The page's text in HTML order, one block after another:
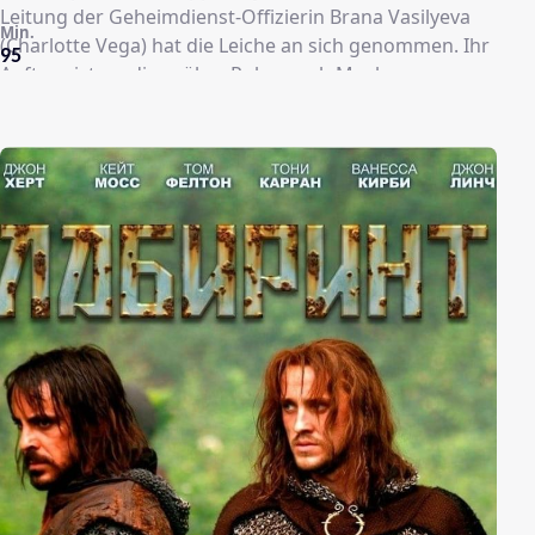
Leitung der Geheimdienst-Offizierin Brana Vasilyeva
(Charlotte Vega) hat die Leiche an sich genommen. Ihr
Auftrag ist es, diese über Polen nach Moskau zu
wenig wie möglich aufzufallen, lässt sie den Sarg jede
Nacht im Wald vergraben. Dennoch hat eine
erstaunlich schlagkräftige Gruppe von im Untergrund
weiterkämpfender Nazi-Partisanen Wind von der
Mission bekommen. Immer wieder werden die
Soldaten von ihnen aus dem Hinterhalt angegriffen
und mehr und mehr dezimiert. Die polnische
Zivilbevölkerung ist ihnen keine Hilfe, da diese die Rote
Armee ebenso verabscheut wie die Deutschen. ...
95
Min.